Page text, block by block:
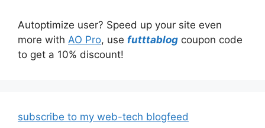
Autoptimize user? Speed up your site even
more with AO Pro, use futttablog coupon code
to get a 10% discount!
subscribe to my web-tech blogfeed